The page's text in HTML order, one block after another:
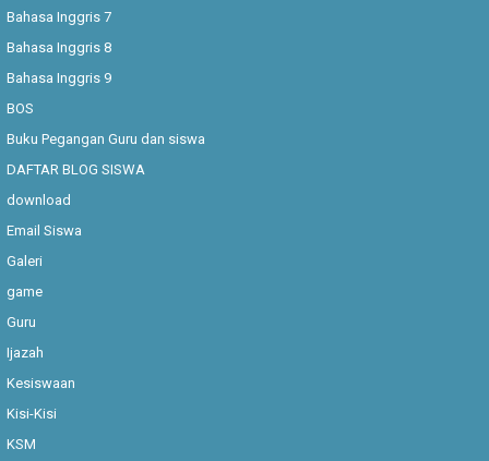
Bahasa Inggris 7
Bahasa Inggris 8
Bahasa Inggris 9
BOS
Buku Pegangan Guru dan siswa
DAFTAR BLOG SISWA
download
Email Siswa
Galeri
game
Guru
Ijazah
Kesiswaan
Kisi-Kisi
KSM